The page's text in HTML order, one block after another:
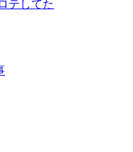
テしてた